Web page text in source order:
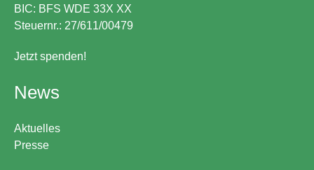
BIC: BFS WDE 33X XX
Steuernr.: 27/611/00479
Jetzt spenden!
News
Aktuelles
Presse